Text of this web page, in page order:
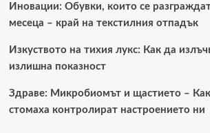
Иновации: Обувки, които се
месеца – край на текстилния отпадък
Изкуството на тихия лукс: Как да
излишна показност
Здраве: Микробиомът и щастието –
стомаха контролират настроението ни